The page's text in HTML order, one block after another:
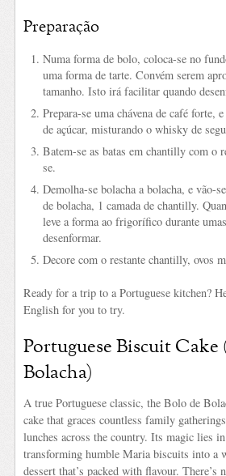
Preparação
Numa forma de bolo, coloca-se no
uma forma de tarte. Convém serem
tamanho. Isto irá facilitar quando
Prepara-se uma chávena de café forte,
de açúcar, misturando o whisky de
Batem-se as batas em chantilly com o
se.
Demolha-se bolacha a bolacha, e vão-
de bolacha, 1 camada de chantilly.
leve a forma ao frigorífico durante
desenformar.
Decore com o restante chantilly, ovos
Ready for a trip to a Portuguese kitchen?
English for you to try.
Portuguese Biscuit Cake
Bolacha)
A true Portuguese classic, the Bolo de
cake that graces countless family
lunches across the country. Its magic lies
transforming humble Maria biscuits into a
dessert that’s packed with flavour. There’s